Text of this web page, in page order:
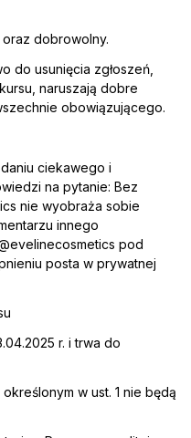
oraz dobrowolny.
do usunięcia zgłoszeń,
naruszają dobre
obowiązującego.
ciekawego i
na pytanie: Bez
nie wyobraża sobie
innego
pod
posta w prywatnej
r. i trwa do
w ust. 1 nie będą